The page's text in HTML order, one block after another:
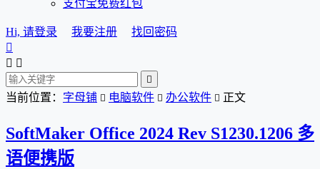
支付宝免费红包
Hi, 请登录 我要注册
找回密码

 

当前位置： 字母铺  电脑软件  办公软件  正文
SoftMaker Office 2024 Rev S1230.1206 多
语便携版